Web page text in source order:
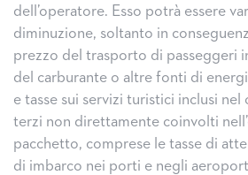
dell’operatore. Esso potrà essere
diminuzione, soltanto in
prezzo del trasporto di passeggeri
del carburante o altre fonti di
e tasse sui servizi turistici inclusi
terzi non direttamente coinvolti
pacchetto, comprese le tasse di
di imbarco nei porti e negli